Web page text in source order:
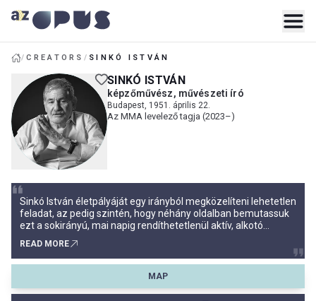
/CREATORS / SINKÓ ISTVÁN
SINKÓ ISTVÁN
képzőművész, művészeti író
Budapest, 1951. április 22.
Az MMA levelező tagja (2023–)
Sinkó István életpályáját egy irányból megközelíteni lehetetlen
feladat, az pedig szintén, hogy néhány oldalban bemutassuk
ezt a sokirányú, mai napig rendíthetetlenül aktív, alkotó
képzőművész, zenész, művészeti író, hanem különféle
alkotóközösségek motorja, a kortárs művészet egyik
READ MORE
MAP